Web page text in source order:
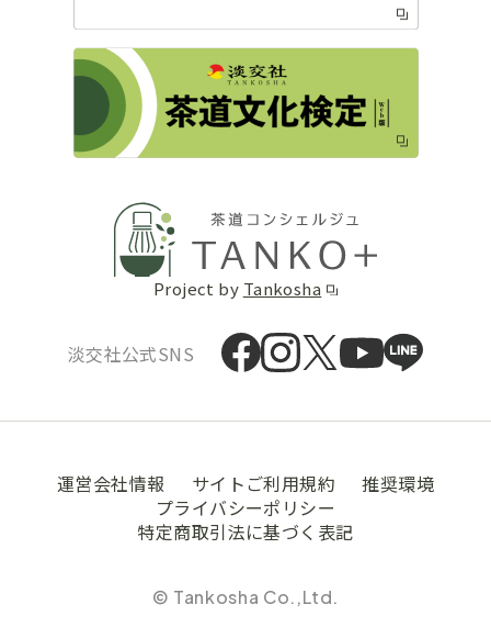
Project by Tankosha
淡交社公式SNS
運営会社情報 サイトご利用規約
推奨環境
プライバシーポリシー
特定商取引法に基づく表記
© Tankosha Co.,Ltd.